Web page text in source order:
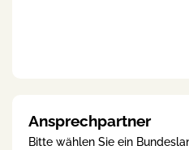
Ansprechpartner
Bitte wählen Sie ein